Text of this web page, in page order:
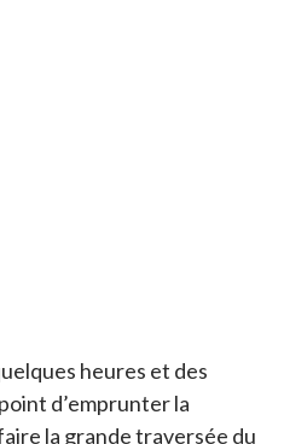
heures et des
d’emprunter la
la grande traversée du